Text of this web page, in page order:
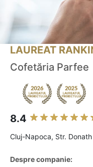
LAUREAT
Cofetăria Parfee
8.4
Cluj-Napoca, Str.
Despre companie: